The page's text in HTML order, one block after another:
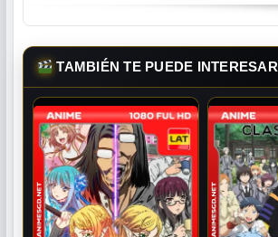
TAMBIÉN TE PUEDE INTERESAR